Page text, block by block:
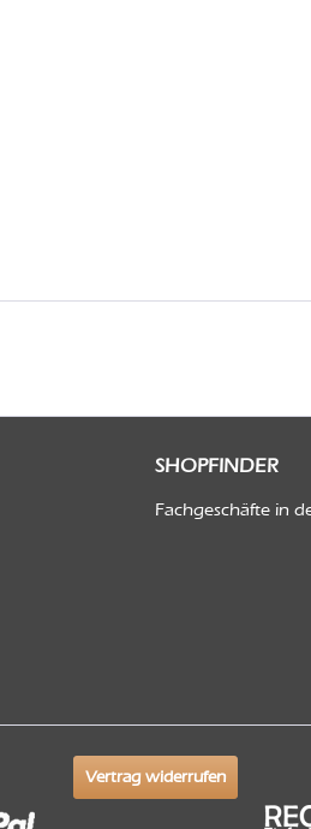
SHOPFINDER
Fachgeschäfte in
Vertrag widerrufen